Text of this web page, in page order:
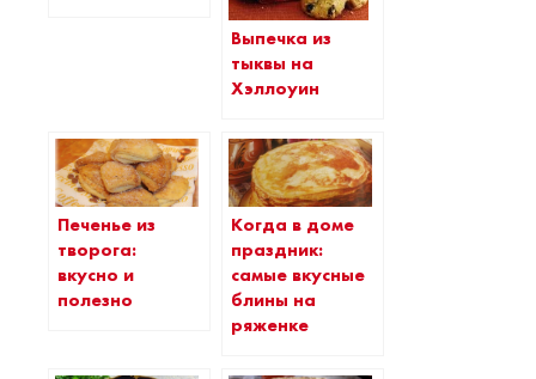
Выпечка из
тыквы на
Хэллоуин
Печенье из
творога:
вкусно и
полезно
Когда в доме
праздник:
самые вкусные
блины на
ряженке